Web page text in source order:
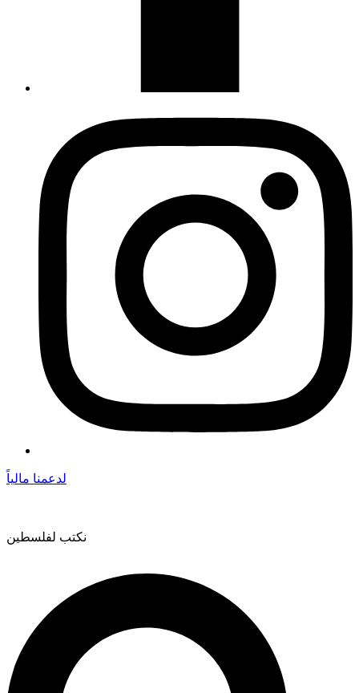
لدعمنا مالياً
نكتب لفلسطين